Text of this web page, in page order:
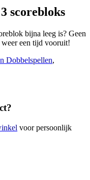
scorebloks
bijna leeg is? Geen
een tijd vooruit!
Dobbelspellen,
voor persoonlijk